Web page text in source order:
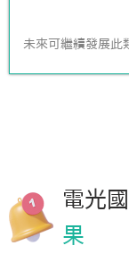
未來可繼續發展此
電光
果